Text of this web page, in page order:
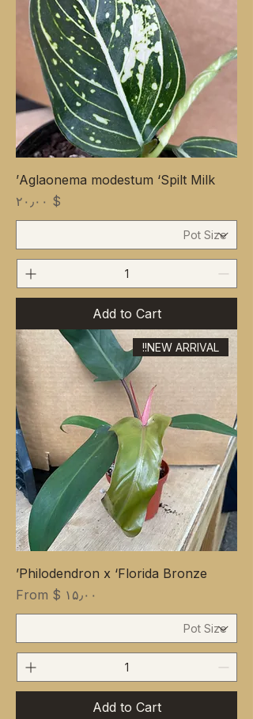
Aglaonema modestum ‘Spilt Milk’
Price
$ ۲۰٫۰۰
Add to Cart
NEW ARRIVAL!!
Philodendron x ‘Florida Bronze’
From $ ۱۵٫۰۰
Sale Price
Add to Cart